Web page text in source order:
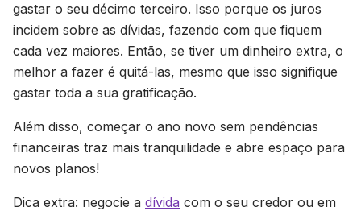
gastar o seu décimo terceiro. Isso porque os juros
incidem sobre as dívidas, fazendo com que fiquem
cada vez maiores. Então, se tiver um dinheiro extra, o
melhor a fazer é quitá-las, mesmo que isso signifique
gastar toda a sua gratificação.
Além disso, começar o ano novo sem pendências
financeiras traz mais tranquilidade e abre espaço para
novos planos!
Dica extra: negocie a dívida com o seu credor ou em